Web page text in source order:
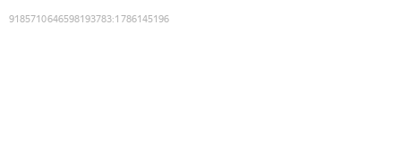
9185710646598193783:1786145196